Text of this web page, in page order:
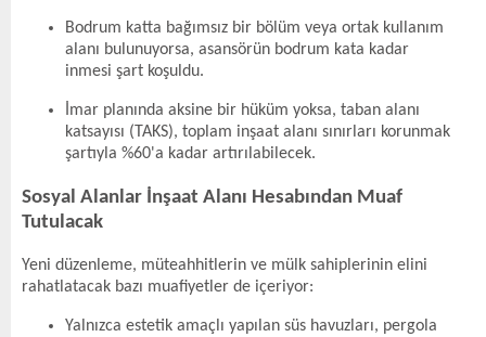
Bodrum katta bağımsız bir bölüm veya ortak kullanım
alanı bulunuyorsa, asansörün bodrum kata kadar
inmesi şart koşuldu.
İmar planında aksine bir hüküm yoksa, taban alanı
katsayısı (TAKS), toplam inşaat alanı sınırları korunmak
şartıyla %60'a kadar artırılabilecek.
Sosyal Alanlar İnşaat Alanı Hesabından Muaf
Tutulacak
Yeni düzenleme, müteahhitlerin ve mülk sahiplerinin elini
rahatlatacak bazı muafiyetler de içeriyor:
Yalnızca estetik amaçlı yapılan süs havuzları, pergola